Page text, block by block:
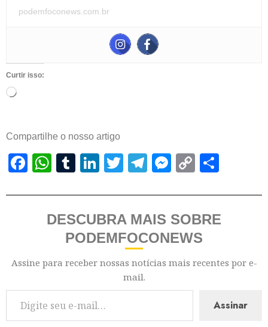
podemfoconews.com.br
Curtir isso:
Compartilhe o nosso artigo
Facebook
WhatsApp
Tumblr
LinkedIn
Twitter
Telegram
Messenger
Copy
DESCUBRA MAIS SOBRE
PODEMFOCONEWS
Assine para receber nossas notícias mais recentes por e-
mail.
Assinar